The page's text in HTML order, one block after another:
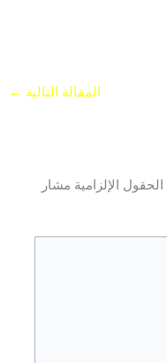
المقالة التالية ←
الحقول الإلزامية مشار